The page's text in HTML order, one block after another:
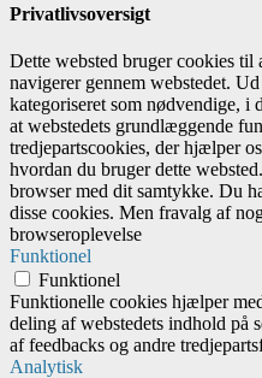
Privatlivsoversigt
Dette websted bruger cookies til
navigerer gennem webstedet.
kategoriseret som nødvendige, i
at webstedets grundlæggende
tredjepartscookies, der hjælper
hvordan du bruger dette
browser med dit samtykke. Du
disse cookies. Men fravalg af
browseroplevelse
Funktionel
Funktionel
Funktionelle cookies hjælper
deling af webstedets indhold på
af feedbacks og andre
Analytisk